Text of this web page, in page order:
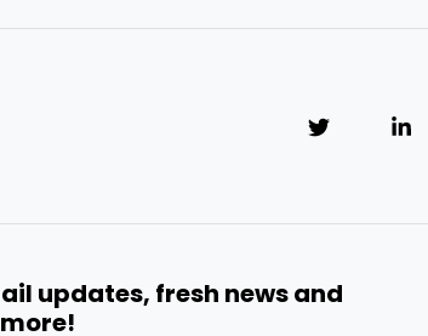
updates, fresh news and
more!